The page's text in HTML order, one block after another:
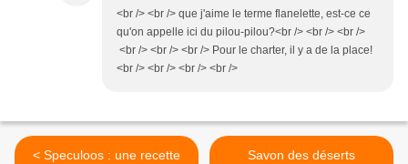
<br /> <br /> que j'aime le terme flanelette, est-ce ce
qu'on appelle ici du pilou-pilou?<br /> <br /> <br />
<br /> <br /> <br /> Pour le charter, il y a de la place!
<br /> <br /> <br /> <br />
< Speculoos : une recette
Savon des déserts